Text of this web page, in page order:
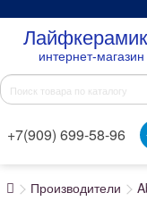
интернет-магазин
+7(909) 699-58-96
Производители